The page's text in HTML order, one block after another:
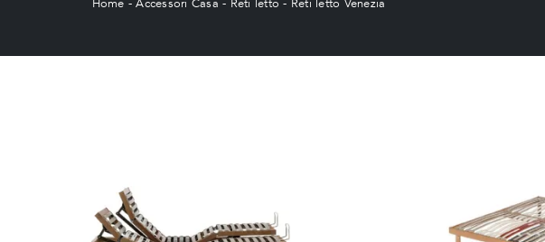
Home -Accessori Casa - Reti letto - Reti letto Venezia